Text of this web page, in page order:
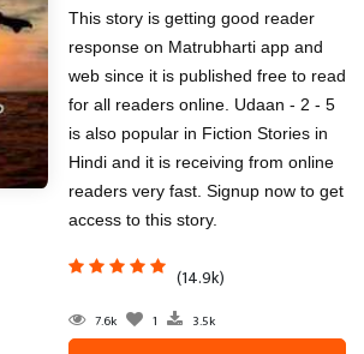
This story is getting good reader
response on Matrubharti app and
web since it is published free to read
for all readers online. Udaan - 2 - 5
is also popular in Fiction Stories in
Hindi and it is receiving from online
readers very fast. Signup now to get
access to this story.
(14.9k)
7.6k 1 3.5k